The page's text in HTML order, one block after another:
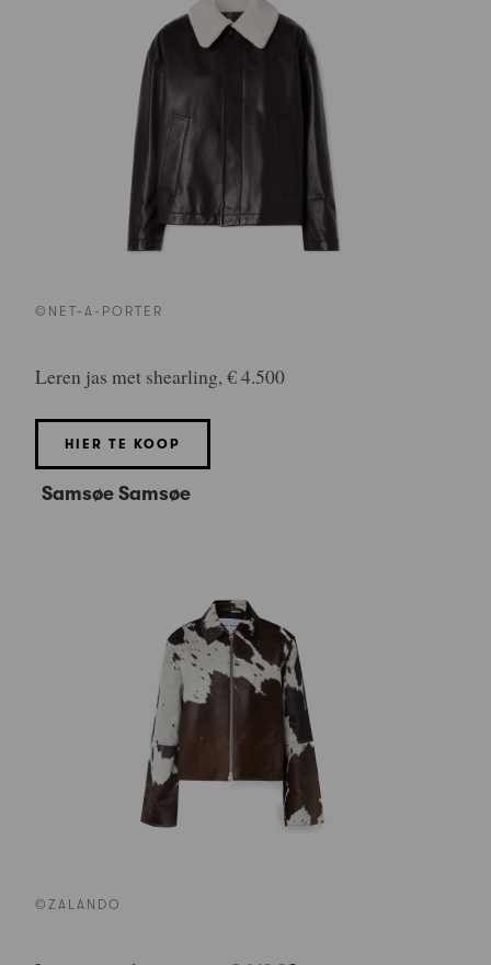
©NET-A-PORTER
Leren jas met shearling, € 4.500
HIER TE KOOP
Samsøe Samsøe
©ZALANDO